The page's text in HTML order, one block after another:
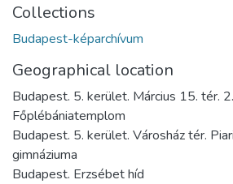
Collections
Budapest-képarchívum
Geographical location
Budapest. 5. kerület. Március 15. tér.
Főplébániatemplom
Budapest. 5. kerület. Városház tér.
gimnáziuma
Budapest. Erzsébet híd